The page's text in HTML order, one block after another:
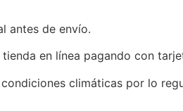
antes de envío.
en línea pagando con
climáticas por lo